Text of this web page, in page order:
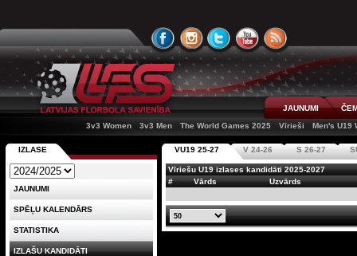
JAUNUMI
3v3 Women
3v3 Men The World Games 2025 Vīrieši Men's U19
VU19 25-27 V 24-26 S 26-27
Vīriešu U19 izlases kandidāti 2025-2027
#
Vārds Uzvārds
IZLASE
JAUNUMI
SPĒĻU KALENDĀRS
STATISTIKA
IZLAŠU KANDIDĀTI